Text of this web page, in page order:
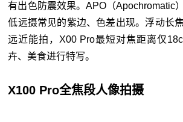
有出色防震效果。APO（Apochromatic
低远摄常见的紫边、色差出现。浮动长
远近能拍，X00 Pro最短对焦距离仅
卉、美食进行特写。
X100 Pro全焦段人像拍摄